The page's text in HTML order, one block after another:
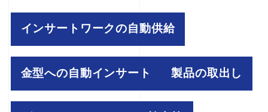
インサートワークの自動供給
金型への自動インサート 製品の取出し